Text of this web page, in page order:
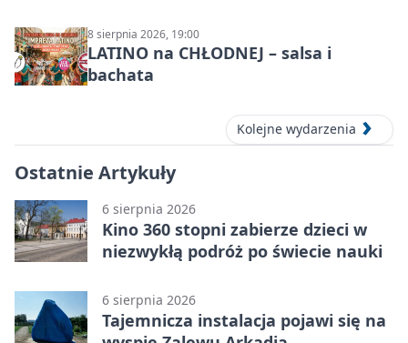
8 sierpnia 2026, 19:00
LATINO na CHŁODNEJ – salsa i
bachata
Kolejne wydarzenia
Ostatnie Artykuły
6 sierpnia 2026
Kino 360 stopni zabierze dzieci w
niezwykłą podróż po świecie nauki
6 sierpnia 2026
Tajemnicza instalacja pojawi się na